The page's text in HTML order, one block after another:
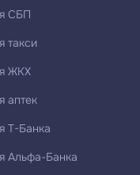
СБП
такси
ЖКХ
аптек
Т-Банка
Альфа-Банка